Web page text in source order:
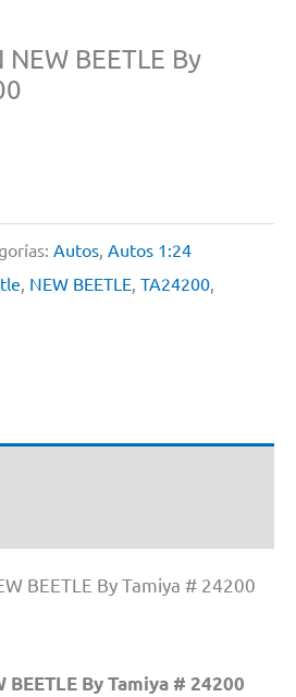
BEETLE By
Autos Autos 1:24
NEW BEETLE TA24200
BEETLE By Tamiya # 24200
BEETLE By Tamiya # 24200